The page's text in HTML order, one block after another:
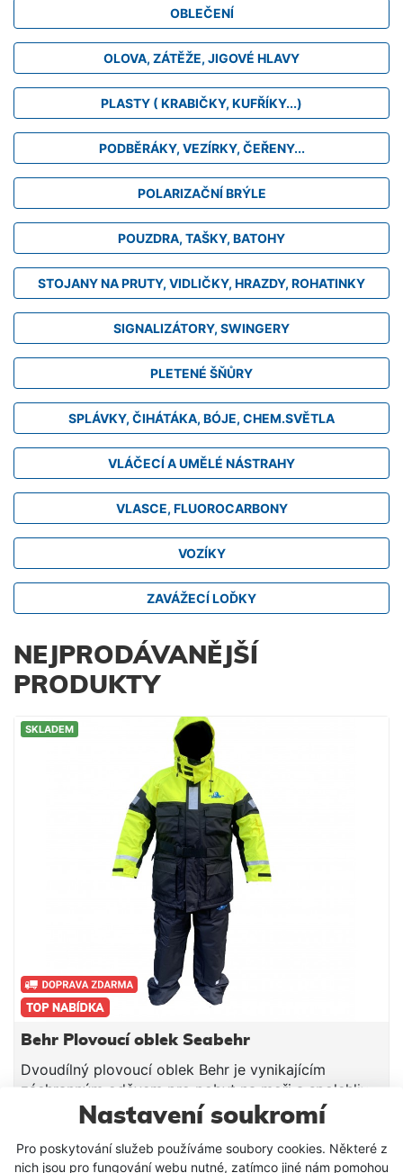
Nastavení soukromí
Pro poskytování služeb používáme soubory cookies. Některé z
nich jsou pro fungování webu nutné, zatímco jiné nám pomohou
OBLEČENÍ
OLOVA, ZÁTĚŽE, JIGOVÉ HLAVY
PLASTY ( KRABIČKY, KUFŘÍKY...)
PODBĚRÁKY, VEZÍRKY, ČEŘENY...
POLARIZAČNÍ BRÝLE
POUZDRA, TAŠKY, BATOHY
STOJANY NA PRUTY, VIDLIČKY, HRAZDY, ROHATINKY
SIGNALIZÁTORY, SWINGERY
PLETENÉ ŠŇŮRY
SPLÁVKY, ČIHÁTÁKA, BÓJE, CHEM.SVĚTLA
VLÁČECÍ A UMĚLÉ NÁSTRAHY
VLASCE, FLUOROCARBONY
VOZÍKY
ZAVÁŽECÍ LOĎKY
NEJPRODÁVANĚJŠÍ
PRODUKTY
SKLADEM
Behr Plovoucí oblek Seabehr
Dvoudílný plovoucí oblek Behr je vynikajícím
záchranným oděvem pro pobyt na moři a spolehlivě
Vás ochrání v případě pádu do vody. Oblek splňuje
nejpřísnější normy pro ochranné oděvy EN ISO
12402-5. Bunda i kalhoty tohoto obleku mají dvojitě
svařované švy a jsou 100% odolné proti větru a
VLOŽIT DO KOŠÍKU